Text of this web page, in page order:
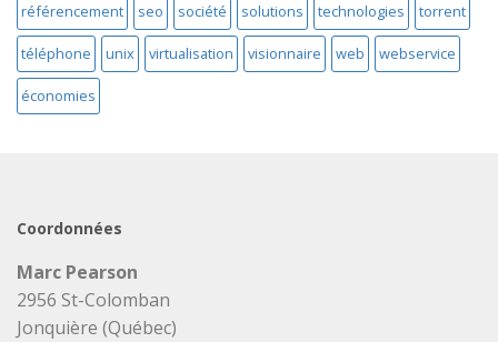
référencement seo société solutions technologies torrent
téléphone unix virtualisation visionnaire web webservice
économies
Coordonnées
Marc Pearson
2956 St-Colomban
Jonquière (Québec)